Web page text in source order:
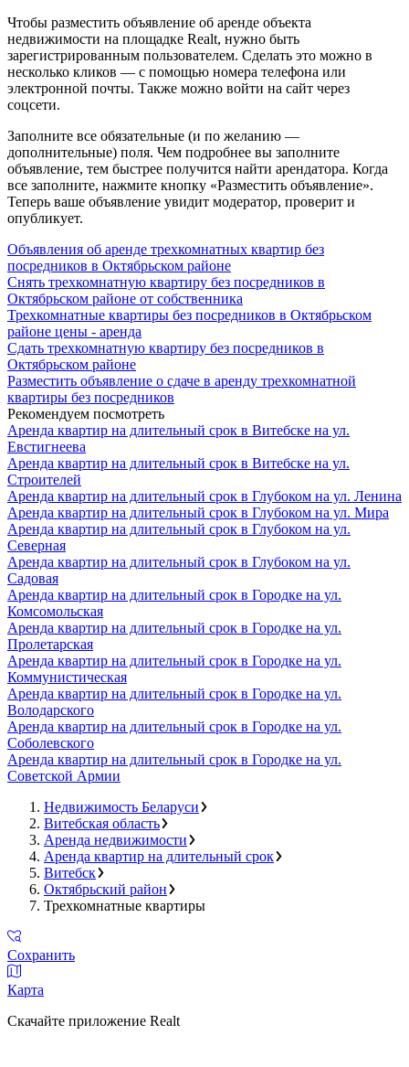
Чтобы разместить объявление об аренде объекта
недвижимости на площадке Realt, нужно быть
зарегистрированным пользователем. Сделать это можно в
несколько кликов — с помощью номера телефона или
электронной почты. Также можно войти на сайт через
соцсети.
Заполните все обязательные (и по желанию —
дополнительные) поля. Чем подробнее вы заполните
объявление, тем быстрее получится найти арендатора. Когда
все заполните, нажмите кнопку «Разместить объявление».
Теперь ваше объявление увидит модератор, проверит и
опубликует.
Объявления об аренде трехкомнатных квартир без
посредников в Октябрьском районе
Снять трехкомнатную квартиру без посредников в
Октябрьском районе от собственника
Трехкомнатные квартиры без посредников в Октябрьском
районе цены - аренда
Сдать трехкомнатную квартиру без посредников в
Октябрьском районе
Разместить объявление о сдаче в аренду трехкомнатной
квартиры без посредников
Рекомендуем посмотреть
Аренда квартир на длительный срок в Витебске на ул.
Евстигнеева
Аренда квартир на длительный срок в Витебске на ул.
Строителей
Аренда квартир на длительный срок в Глубоком на ул. Ленина
Аренда квартир на длительный срок в Глубоком на ул. Мира
Аренда квартир на длительный срок в Глубоком на ул.
Северная
Аренда квартир на длительный срок в Глубоком на ул.
Садовая
Аренда квартир на длительный срок в Городке на ул.
Комсомольская
Аренда квартир на длительный срок в Городке на ул.
Пролетарская
Аренда квартир на длительный срок в Городке на ул.
Коммунистическая
Аренда квартир на длительный срок в Городке на ул.
Володарского
Аренда квартир на длительный срок в Городке на ул.
Соболевского
Аренда квартир на длительный срок в Городке на ул.
Советской Армии
Недвижимость Беларуси
Витебская область
Аренда недвижимости
Аренда квартир на длительный срок
Витебск
Октябрьский район
Трехкомнатные квартиры
Сохранить
Карта
Скачайте приложение Realt